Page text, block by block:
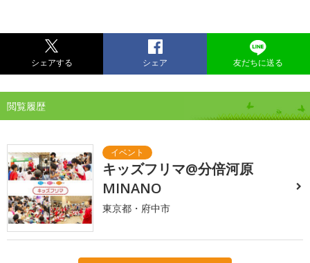
シェアする シェア 友だちに送る
閲覧履歴
キッズフリマ@分倍河原
MINANO
東京都・府中市